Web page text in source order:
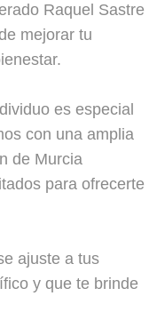
Raquel Sastre
mejorar tu
es especial
con una amplia
de Murcia
para ofrecerte
ajuste a tus
y que te brinde